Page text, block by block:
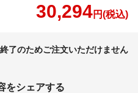
30,294円(税込)
了のためご注文いただけません
をシェアする